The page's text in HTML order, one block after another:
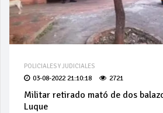
POLICIALES Y JUDICIALES
03-08-2022 21:10:18 2721
Militar retirado mató de dos
Luque